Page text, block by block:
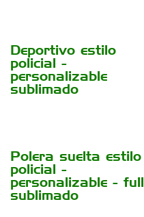
Deportivo estilo
policial -
personalizable
sublimado
Polera suelta estilo
policial -
personalizable - full
sublimado